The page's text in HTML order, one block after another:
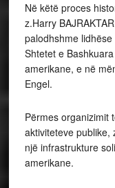
Në këtë proces
z.Harry
palodhshme
Shtetet e
amerikane, e në
Engel.
Përmes organizimit
aktiviteteve publike,
një infrastrukture
amerikane.